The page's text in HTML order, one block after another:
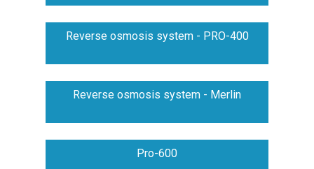
Reverse osmosis system - PRO-400
Reverse osmosis system - Merlin
Pro-600